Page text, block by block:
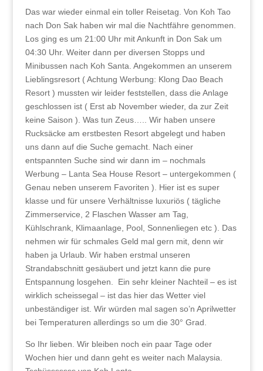
Das war wieder einmal ein toller Reisetag. Von Koh Tao
nach Don Sak haben wir mal die Nachtfähre genommen.
Los ging es um 21:00 Uhr mit Ankunft in Don Sak um
04:30 Uhr. Weiter dann per diversen Stopps und
Minibussen nach Koh Santa. Angekommen an unserem
Lieblingsresort ( Achtung Werbung: Klong Dao Beach
Resort ) mussten wir leider feststellen, dass die Anlage
geschlossen ist ( Erst ab November wieder, da zur Zeit
keine Saison ). Was tun Zeus….. Wir haben unsere
Rucksäcke am erstbesten Resort abgelegt und haben
uns dann auf die Suche gemacht. Nach einer
entspannten Suche sind wir dann im – nochmals
Werbung – Lanta Sea House Resort – untergekommen (
Genau neben unserem Favoriten ). Hier ist es super
klasse und für unsere Verhältnisse luxuriös ( tägliche
Zimmerservice, 2 Flaschen Wasser am Tag,
Kühlschrank, Klimaanlage, Pool, Sonnenliegen etc ). Das
nehmen wir für schmales Geld mal gern mit, denn wir
haben ja Urlaub. Wir haben erstmal unseren
Strandabschnitt gesäubert und jetzt kann die pure
Entspannung losgehen. Ein sehr kleiner Nachteil – es ist
wirklich scheissegal – ist das hier das Wetter viel
unbeständiger ist. Wir würden mal sagen so’n Aprilwetter
bei Temperaturen allerdings so um die 30° Grad.
So Ihr lieben. Wir bleiben noch ein paar Tage oder
Wochen hier und dann geht es weiter nach Malaysia.